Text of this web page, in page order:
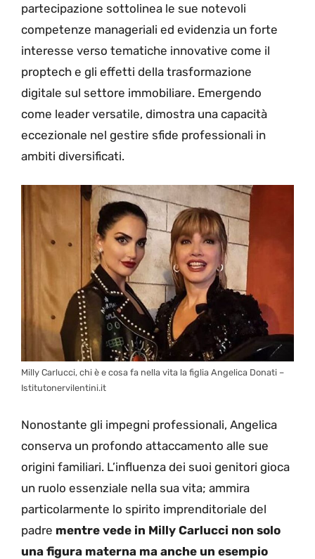
partecipazione sottolinea le sue notevoli
competenze manageriali ed evidenzia un forte
interesse verso tematiche innovative come il
proptech e gli effetti della trasformazione
digitale sul settore immobiliare. Emergendo
come leader versatile, dimostra una capacità
eccezionale nel gestire sfide professionali in
ambiti diversificati.
Milly Carlucci, chi è e cosa fa nella vita la figlia Angelica Donati –
Istitutonervilentini.it
Nonostante gli impegni professionali, Angelica
conserva un profondo attaccamento alle sue
origini familiari. L’influenza dei suoi genitori gioca
un ruolo essenziale nella sua vita; ammira
particolarmente lo spirito imprenditoriale del
padre mentre vede in Milly Carlucci non solo
una figura materna ma anche un esempio